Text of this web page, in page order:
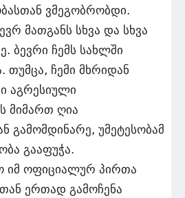
ვმეგობრობდი.
მათგანს სხვა და სხვა
ბევრი ჩემს სახლში
ჩემი მხრიდან
აგრესიული
მიმართ ღია
გამომდინარე, უმეტესობამ
გააფუჭა.
იმ ოფიციალურ პირთა
ერთად გამოჩენა